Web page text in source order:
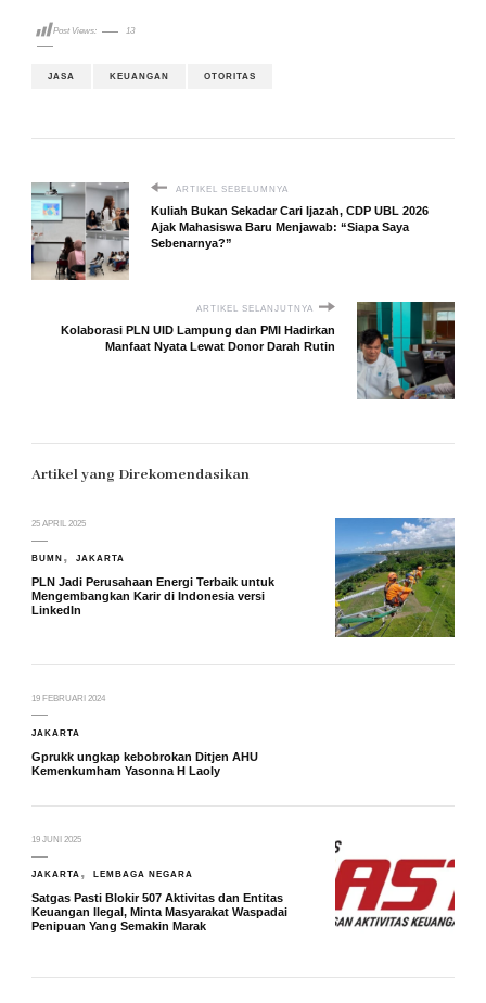
Post Views: 13
JASA KEUANGAN OTORITAS
ARTIKEL SEBELUMNYA
Kuliah Bukan Sekadar Cari Ijazah, CDP UBL 2026
Ajak Mahasiswa Baru Menjawab: “Siapa Saya
Sebenarnya?”
ARTIKEL SELANJUTNYA
Kolaborasi PLN UID Lampung dan PMI Hadirkan
Manfaat Nyata Lewat Donor Darah Rutin
Artikel yang Direkomendasikan
25 APRIL 2025
BUMN JAKARTA
PLN Jadi Perusahaan Energi Terbaik untuk
Mengembangkan Karir di Indonesia versi
LinkedIn
19 FEBRUARI 2024
JAKARTA
Gprukk ungkap kebobrokan Ditjen AHU
Kemenkumham Yasonna H Laoly
19 JUNI 2025
JAKARTA LEMBAGA NEGARA
Satgas Pasti Blokir 507 Aktivitas dan Entitas
Keuangan Ilegal, Minta Masyarakat Waspadai
Penipuan Yang Semakin Marak